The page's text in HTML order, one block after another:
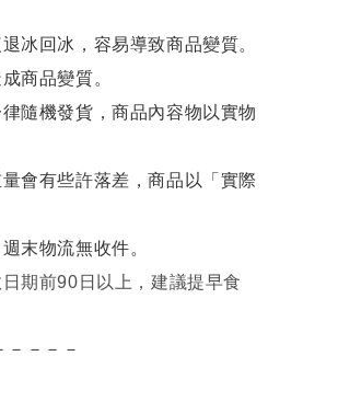
冰回冰，容易導致商品變質。
商品變質。
隨機發貨，商品內容物以實物
會有些許落差，商品以「實際
末物流無收件。
期前90日以上，建議提早食
－－－－